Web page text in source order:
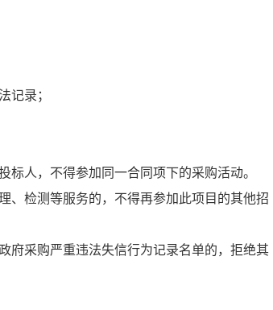
记录；
人，不得参加同一合同项下的采购活动。
、检测等服务的，不得再参加此项目的其他招
府采购严重违法失信行为记录名单的，拒绝其